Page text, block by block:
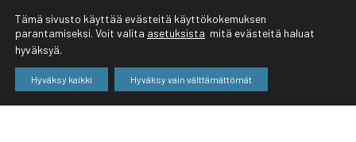
Tämä sivusto käyttää evästeitä käyttökokemuksen
parantamiseksi. Voit valita asetuksista mitä evästeitä haluat
hyväksyä.
Hyväksy kaikki Hyväksy vain välttämättömät